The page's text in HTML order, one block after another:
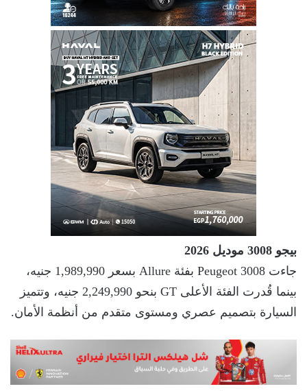
بيجو 3008 موديل 2026
جاءت Peugeot 3008 بفئة Allure بسعر 1,989,990 جنيه،
بينما قُدرت الفئة الأعلى GT بنحو 2,249,990 جنيه، وتتميز
السيارة بتصميم عصري ومستوى متقدم من أنظمة الأمان.